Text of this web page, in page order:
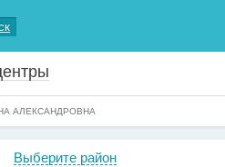
АЛЕКСАНДРОВНА
Выберите район